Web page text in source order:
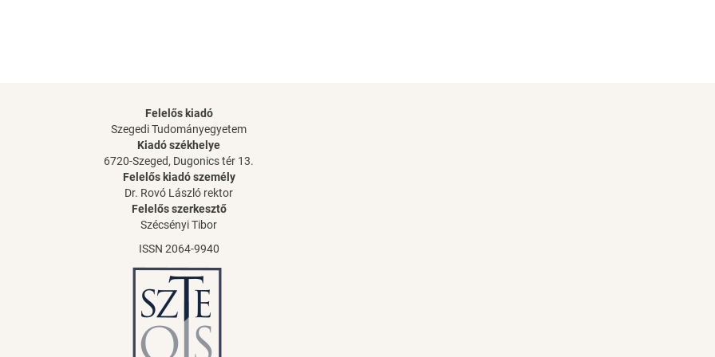
Felelős kiadó
Szegedi Tudományegyetem
Kiadó székhelye
6720-Szeged, Dugonics tér 13.
Felelős kiadó személy
Dr. Rovó László rektor
Felelős szerkesztő
Szécsényi Tibor
ISSN 2064-9940